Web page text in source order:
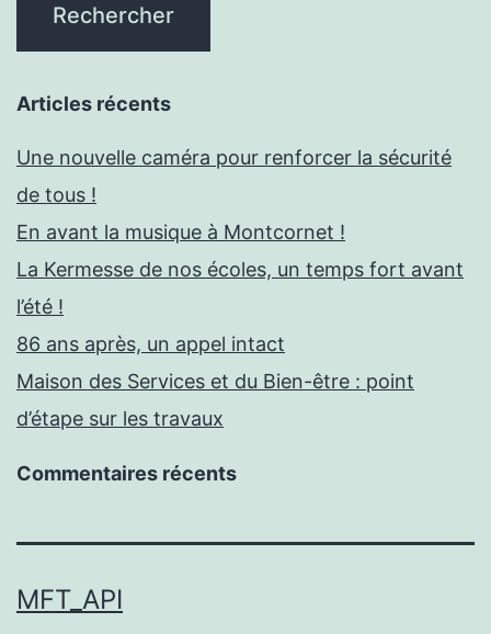
Articles récents
Une nouvelle caméra pour renforcer la sécurité
de tous !
En avant la musique à Montcornet !
La Kermesse de nos écoles, un temps fort avant
l’été !
86 ans après, un appel intact
Maison des Services et du Bien-être : point
d’étape sur les travaux
Commentaires récents
MFT_API